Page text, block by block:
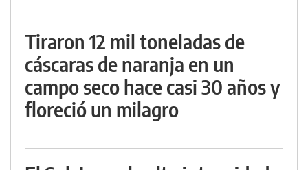
Tiraron 12 mil toneladas de
cáscaras de naranja en un
campo seco hace casi 30 años y
floreció un milagro